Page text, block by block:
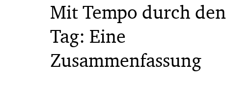
Mit Tempo durch den
Tag: Eine
Zusammenfassung